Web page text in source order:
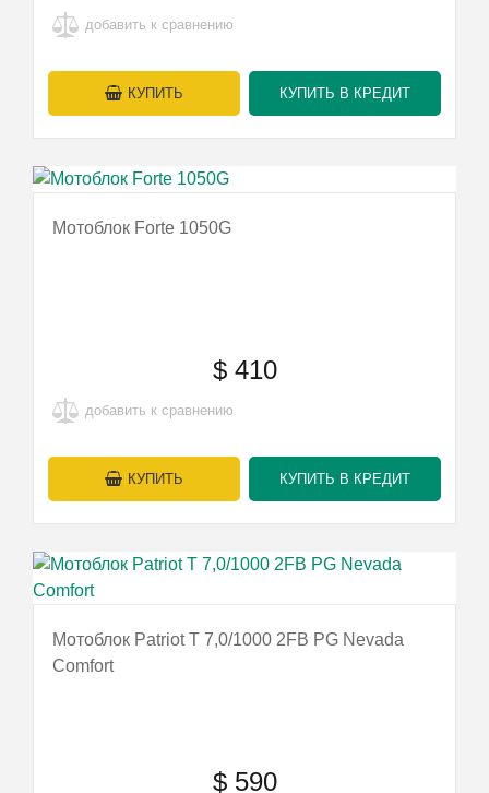
добавить к сравнению
КУПИТЬ КУПИТЬ В КРЕДИТ
Мотоблок Forte 1050G
$410
добавить к сравнению
КУПИТЬ КУПИТЬ В КРЕДИТ
Мотоблок Patriot T 7,0/1000 2FB PG Nevada
Comfort
$590